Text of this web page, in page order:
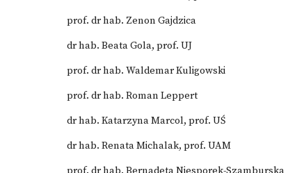
prof. dr hab. Zenon Gajdzica
dr hab. Beata Gola, prof. UJ
prof. dr hab. Waldemar Kuligowski
prof. dr hab. Roman Leppert
dr hab. Katarzyna Marcol, prof. UŚ
dr hab. Renata Michalak, prof. UAM